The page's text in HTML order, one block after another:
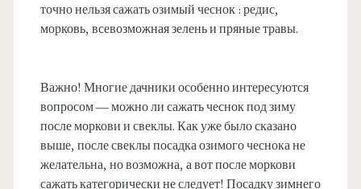
точно нельзя сажать озимый чеснок : редис,
морковь, всевозможная зелень и пряные травы.
Важно! Многие дачники особенно интересуются
вопросом — можно ли сажать чеснок под зиму
после моркови и свеклы. Как уже было сказано
выше, после свеклы посадка озимого чеснока не
желательна, но возможна, а вот после моркови
сажать категорически не следует! Посадку зимнего